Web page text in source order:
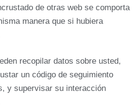
de otras web se comporta
manera que si hubiera
recopilar datos sobre usted,
un código de seguimiento
y supervisar su interacción